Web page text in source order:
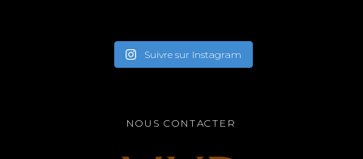
Suivre sur Instagram
NOUS CONTACTER